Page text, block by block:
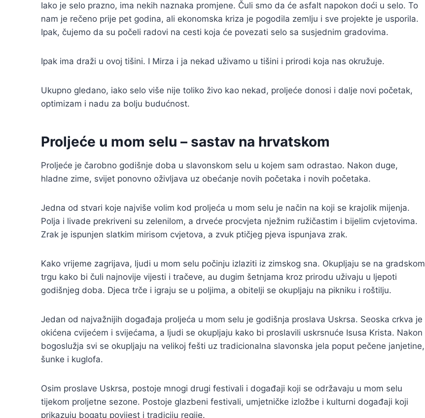
Iako je selo prazno, ima nekih naznaka promjene. Čuli smo da će asfalt napokon doći u selo. To
nam je rečeno prije pet godina, ali ekonomska kriza je pogodila zemlju i sve projekte je usporila.
Ipak, čujemo da su počeli radovi na cesti koja će povezati selo sa susjednim gradovima.
Ipak ima draži u ovoj tišini. I Mirza i ja nekad uživamo u tišini i prirodi koja nas okružuje.
Ukupno gledano, iako selo više nije toliko živo kao nekad, proljeće donosi i dalje novi početak,
optimizam i nadu za bolju budućnost.
Proljeće u mom selu – sastav na hrvatskom
Proljeće je čarobno godišnje doba u slavonskom selu u kojem sam odrastao. Nakon duge,
hladne zime, svijet ponovno oživljava uz obećanje novih početaka i novih početaka.
Jedna od stvari koje najviše volim kod proljeća u mom selu je način na koji se krajolik mijenja.
Polja i livade prekriveni su zelenilom, a drveće procvjeta nježnim ružičastim i bijelim cvjetovima.
Zrak je ispunjen slatkim mirisom cvjetova, a zvuk ptičjeg pjeva ispunjava zrak.
Kako vrijeme zagrijava, ljudi u mom selu počinju izlaziti iz zimskog sna. Okupljaju se na gradskom
trgu kako bi čuli najnovije vijesti i tračeve, au dugim šetnjama kroz prirodu uživaju u ljepoti
godišnjeg doba. Djeca trče i igraju se u poljima, a obitelji se okupljaju na pikniku i roštilju.
Jedan od najvažnijih događaja proljeća u mom selu je godišnja proslava Uskrsa. Seoska crkva je
okićena cvijećem i svijećama, a ljudi se okupljaju kako bi proslavili uskrsnuće Isusa Krista. Nakon
bogoslužja svi se okupljaju na velikoj fešti uz tradicionalna slavonska jela poput pečene janjetine,
šunke i kuglofa.
Osim proslave Uskrsa, postoje mnogi drugi festivali i događaji koji se održavaju u mom selu
tijekom proljetne sezone. Postoje glazbeni festivali, umjetničke izložbe i kulturni događaji koji
prikazuju bogatu povijest i tradiciju regije.